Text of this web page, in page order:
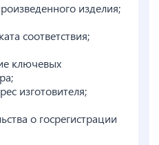
изделия;
соответствия;
ключевых
изготовителя;
о госрегистрации